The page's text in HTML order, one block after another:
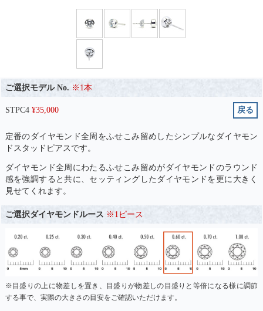
ご選択モデル No. ※1本
STPC4 ¥35,000 戻る
定番のダイヤモンド全周をふせこみ留めしたシンプルなダイヤモン
ドスタッドピアスです。
ダイヤモンド全周にわたるふせこみ留めがダイヤモンドのラウンド
感を強調すると共に、セッティングしたダイヤモンドを更に大きく
見せてくれます。
ご選択ダイヤモンドルース ※1ピース
※目盛りの上に物差しを置き、目盛りが物差しの目盛りと等倍になる様に調節
する事で、実際の大きさの目安をご確認いただけます。